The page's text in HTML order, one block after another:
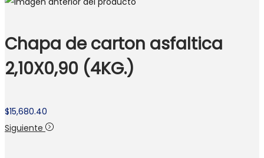
Chapa de carton asfaltica
2,10X0,90 (4KG.)
$15,680.40
Siguiente